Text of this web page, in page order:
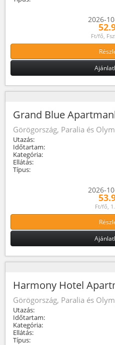
2026-
Ft/fő,
Grand Blue
Görögország, Paralia és
Utazás:
Időtartam:
Kategória:
Ellátás:
Típus:
2026-
Ft/fő,
Harmony Hotel
Görögország, Paralia és
Utazás:
Időtartam:
Kategória:
Ellátás:
Típus: